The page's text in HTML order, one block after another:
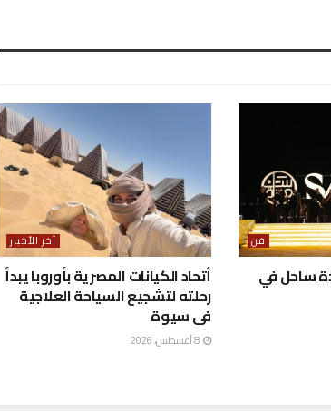
فن
ساحل في
آخر الأخبار
أتحاد الكيانات المصرية بأوروبا يبدأ
رحلته لتشجيع السياحة العلاجية
فى سيوة